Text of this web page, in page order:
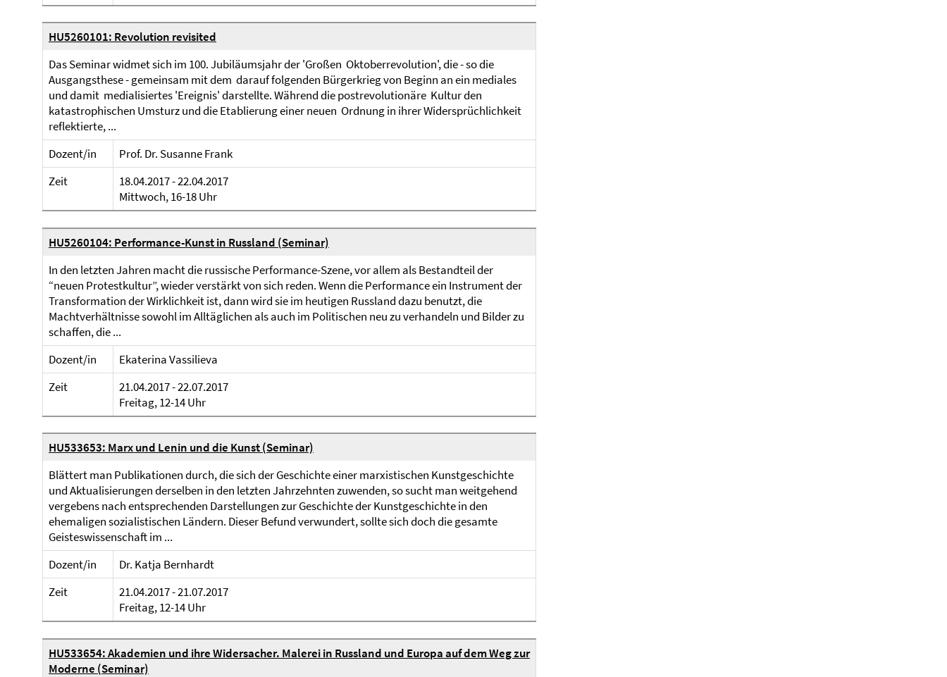
HU5260101: Revolution revisited
Das Seminar widmet sich im 100. Jubiläumsjahr der 'Großen Oktoberrevolution', die - so die
Ausgangsthese - gemeinsam mit dem darauf folgenden Bürgerkrieg von Beginn an ein mediales
und damit medialisiertes 'Ereignis' darstellte. Während die postrevolutionäre Kultur den
katastrophischen Umsturz und die Etablierung einer neuen Ordnung in ihrer Widersprüchlichkeit
reflektierte, ...
Dozent/in
Prof. Dr. Susanne Frank
Zeit
18.04.2017 - 22.04.2017
Mittwoch, 16-18 Uhr
HU5260104: Performance-Kunst in Russland (Seminar)
In den letzten Jahren macht die russische Performance-Szene, vor allem als Bestandteil der
“neuen Protestkultur”, wieder verstärkt von sich reden. Wenn die Performance ein Instrument der
Transformation der Wirklichkeit ist, dann wird sie im heutigen Russland dazu benutzt, die
Machtverhältnisse sowohl im Alltäglichen als auch im Politischen neu zu verhandeln und Bilder zu
schaffen, die ...
Dozent/in
Ekaterina Vassilieva
Zeit
21.04.2017 - 22.07.2017
Freitag, 12-14 Uhr
HU533653: Marx und Lenin und die Kunst (Seminar)
Blättert man Publikationen durch, die sich der Geschichte einer marxistischen Kunstgeschichte
und Aktualisierungen derselben in den letzten Jahrzehnten zuwenden, so sucht man weitgehend
vergebens nach entsprechenden Darstellungen zur Geschichte der Kunstgeschichte in den
ehemaligen sozialistischen Ländern. Dieser Befund verwundert, sollte sich doch die gesamte
Geisteswissenschaft im ...
Dozent/in
Dr. Katja Bernhardt
Zeit
21.04.2017 - 21.07.2017
Freitag, 12-14 Uhr
HU533654: Akademien und ihre Widersacher. Malerei in Russland und Europa auf dem Weg zur
Moderne (Seminar)